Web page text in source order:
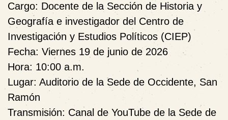
Cargo: Docente de la Sección de Historia y
Geografía e investigador del Centro de
Investigación y Estudios Políticos (CIEP)
Fecha: Viernes 19 de junio de 2026
Hora: 10:00 a.m.
Lugar: Auditorio de la Sede de Occidente, San
Ramón
Transmisión: Canal de YouTube de la Sede de